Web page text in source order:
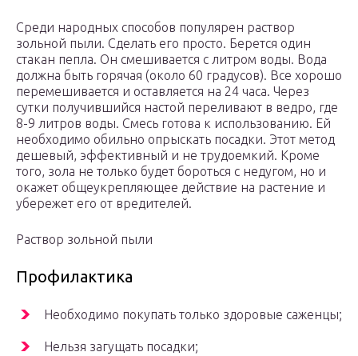
Среди народных способов популярен раствор
зольной пыли. Сделать его просто. Берется один
стакан пепла. Он смешивается с литром воды. Вода
должна быть горячая (около 60 градусов). Все хорошо
перемешивается и оставляется на 24 часа. Через
сутки получившийся настой переливают в ведро, где
8-9 литров воды. Смесь готова к использованию. Ей
необходимо обильно опрыскать посадки. Этот метод
дешевый, эффективный и не трудоемкий. Кроме
того, зола не только будет бороться с недугом, но и
окажет общеукрепляющее действие на растение и
убережет его от вредителей.
Раствор зольной пыли
Профилактика
Необходимо покупать только здоровые саженцы;
Нельзя загущать посадки;